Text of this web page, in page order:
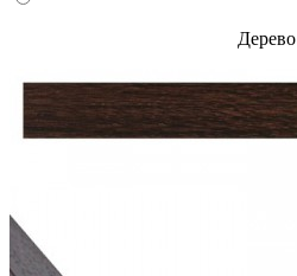
Дерево